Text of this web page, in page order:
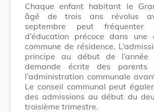
Chaque enfant habitant le
âgé de trois ans révolus
septembre peut fréquenter
d’éducation précoce dans
commune de résidence.
principe au début de l’année
demande écrite des parents
l’administration communale
Le conseil communal peut
des admissions au début du
troisième trimestre.